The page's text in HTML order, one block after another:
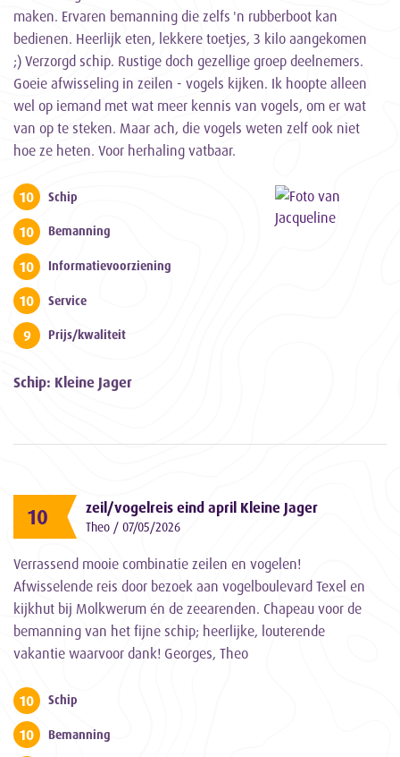
maken. Ervaren bemanning die zelfs 'n rubberboot kan
bedienen. Heerlijk eten, lekkere toetjes, 3 kilo aangekomen
;) Verzorgd schip. Rustige doch gezellige groep deelnemers.
Goeie afwisseling in zeilen - vogels kijken. Ik hoopte alleen
wel op iemand met wat meer kennis van vogels, om er wat
van op te steken. Maar ach, die vogels weten zelf ook niet
hoe ze heten. Voor herhaling vatbaar.
10 Schip
10 Bemanning
10 Informatievoorziening
10 Service
9 Prijs/kwaliteit
Schip: Kleine Jager
10 zeil/vogelreis eind april Kleine Jager
Theo / 07/05/2026
Verrassend mooie combinatie zeilen en vogelen!
Afwisselende reis door bezoek aan vogelboulevard Texel en
kijkhut bij Molkwerum én de zeearenden. Chapeau voor de
bemanning van het fijne schip; heerlijke, louterende
vakantie waarvoor dank! Georges, Theo
10 Schip
10 Bemanning